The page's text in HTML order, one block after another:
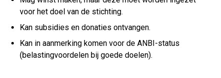
voor het doel van de stichting.
Kan subsidies en donaties ontvangen.
Kan in aanmerking komen voor de ANBI-status
(belastingvoordelen bij goede doelen).